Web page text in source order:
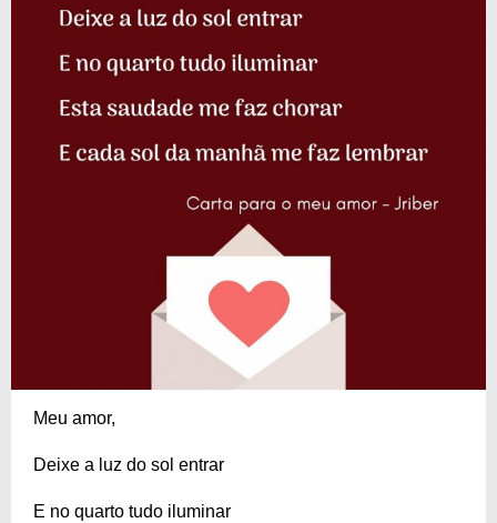
Meu amor,
Deixe a luz do sol entrar
E no quarto tudo iluminar